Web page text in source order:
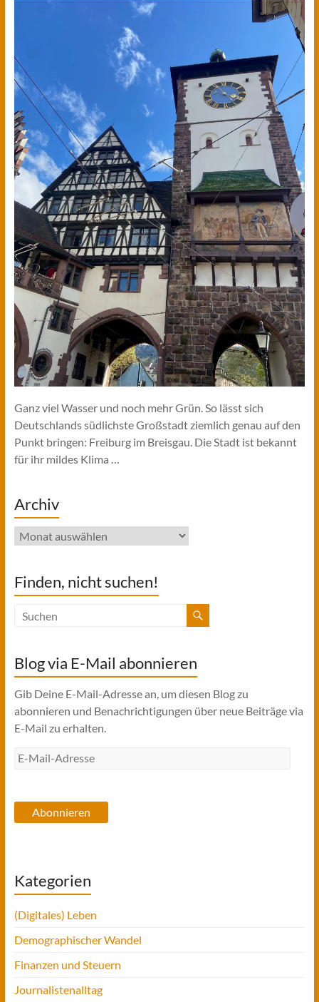
Ganz viel Wasser und noch mehr Grün. So lässt sich
Deutschlands südlichste Großstadt ziemlich genau auf den
Punkt bringen: Freiburg im Breisgau. Die Stadt ist bekannt
für ihr mildes Klima …
Archiv
Archiv
Finden, nicht suchen!
Blog via E-Mail abonnieren
Gib Deine E-Mail-Adresse an, um diesen Blog zu
abonnieren und Benachrichtigungen über neue Beiträge via
E-Mail zu erhalten.
E-
Abonnieren
Kategorien
(Digitales) Leben
Demographischer Wandel
Finanzen und Steuern
Journalistenalltag